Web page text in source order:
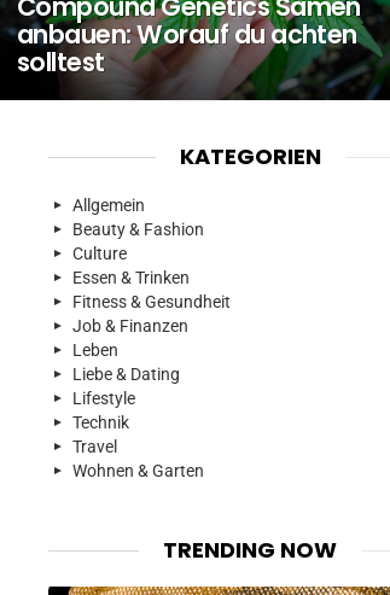
anbauen: Worauf du achten
solltest
KATEGORIEN
Allgemein
Beauty & Fashion
Culture
Essen & Trinken
Fitness & Gesundheit
Job & Finanzen
Leben
Liebe & Dating
Lifestyle
Technik
Travel
Wohnen & Garten
TRENDING NOW